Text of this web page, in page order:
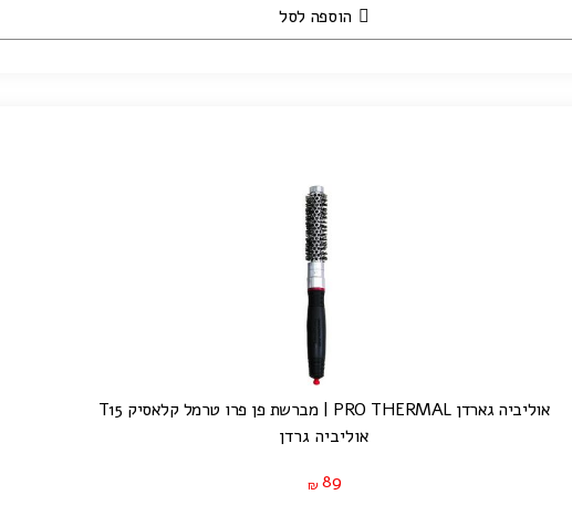
הוספה לסל
אוליביה גארדן PRO THERMAL | מברשת פן פרו טרמל קלאסיק T15
אוליביה גרדן
₪ 89